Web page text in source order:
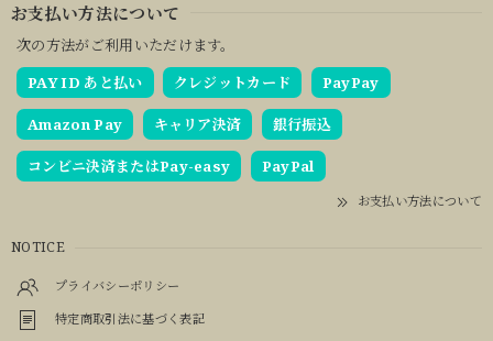
お支払い方法について
次の方法がご利用いただけます。
PAY ID あと払い
クレジットカード PayPay
Amazon Pay キャリア決済 銀行振込
コンビニ決済またはPay-easy PayPal
お支払い方法について
NOTICE
プライバシーポリシー
特定商取引法に基づく表記